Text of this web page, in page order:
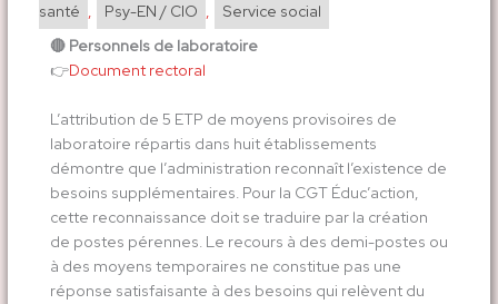
santé , Psy-EN / CIO ,
Service social
​🔴 ​Personnels de laboratoire
​👉​Document rectoral
L’attribution de 5 ETP de moyens provisoires de
laboratoire répartis dans huit établissements
démontre que l’administration reconnaît l’existence de
besoins supplémentaires. Pour la CGT Éduc’action,
cette reconnaissance doit se traduire par la création
de postes pérennes. Le recours à des demi-postes ou
à des moyens temporaires ne constitue pas une
réponse satisfaisante à des besoins qui relèvent du